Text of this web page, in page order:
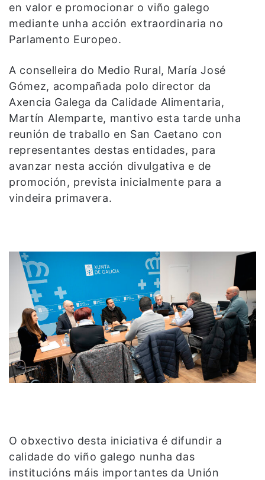
en valor e promocionar o viño galego
mediante unha acción extraordinaria no
Parlamento Europeo.
A conselleira do Medio Rural, María José
Gómez, acompañada polo director da
Axencia Galega da Calidade Alimentaria,
Martín Alemparte, mantivo esta tarde unha
reunión de traballo en San Caetano con
representantes destas entidades, para
avanzar nesta acción divulgativa e de
promoción, prevista inicialmente para a
vindeira primavera.
O obxectivo desta iniciativa é difundir a
calidade do viño galego nunha das
institucións máis importantes da Unión